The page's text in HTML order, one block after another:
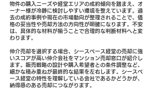
物件の購入ニーズや経堂エリアの成約傾向を踏まえ、オ
ーナー様が冷静に検討しやすい環境を整えています。過
去の成約事例や現在の市場動向が整理されることで、価
格の妥当性や売却方法の方向性が明確になります。不安
は、具体的な材料が揃うことで合理的な判断材料へと変
わります。
仲介売却を選択する場合、シースペース経堂の売却に強
いスコアが高い仲介会社をマンション売却窓口が紹介し
ます。販売戦略の設計や購入希望者との条件調整など、
細かな積み重ねが最終的な結果を左右します。シースペ
ース経堂の特性を理解している会社であるかどうかが、
納得感のある売却につながります。